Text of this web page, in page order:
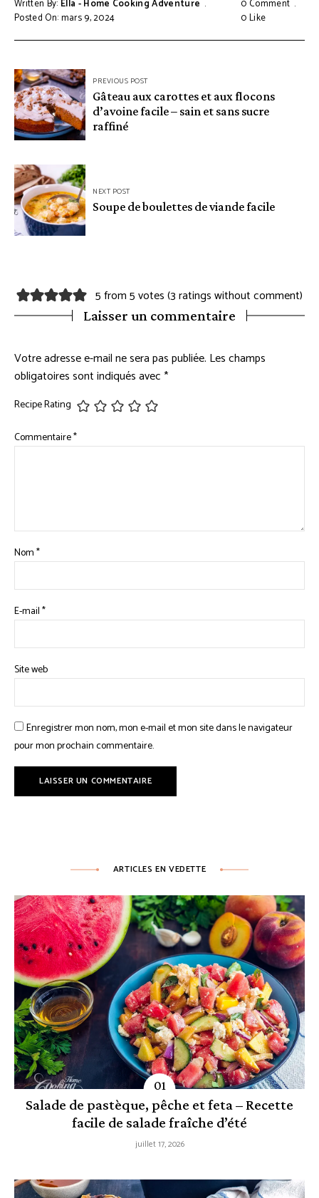
Written By: Ella - Home Cooking Adventure
Posted On: mars 9, 2024
0 Comment
0Like
Navigation
de
l’article
PREVIOUS POST
Gâteau aux carottes et aux flocons
d’avoine facile – sain et sans sucre
raffiné
NEXT POST
Soupe de boulettes de viande facile
5 from 5 votes (3 ratings without comment)
Laisser un commentaire
Votre adresse e-mail ne sera pas publiée. Les champs
obligatoires sont indiqués avec*
Recipe Rating
Commentaire*
Nom*
E-mail*
Site web
Enregistrer mon nom, mon e-mail et mon site dans le navigateur
pour mon prochain commentaire.
ARTICLES EN VEDETTE
Salade de pastèque, pêche et feta – Recette
facile de salade fraîche d’été
juillet 17, 2026